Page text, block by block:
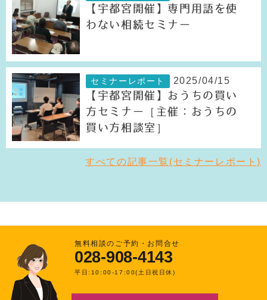
【宇都宮開催】専門用語を使
わない相続セミナー
セミナーレポート 2025/04/15
【宇都宮開催】おうちの買い
方セミナー［主催：おうちの
買い方相談室］
すべての記事一覧(セミナーレポート)
無料相談のご予約・お問合せ
028-908-4143
平日:10:00-17:00(土日祝日休)